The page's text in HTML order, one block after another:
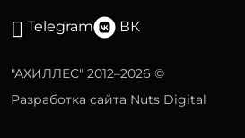
Telegram ВК
"АХИЛЛЕС" 2012–2026 ©
Разработка сайта Nuts Digital